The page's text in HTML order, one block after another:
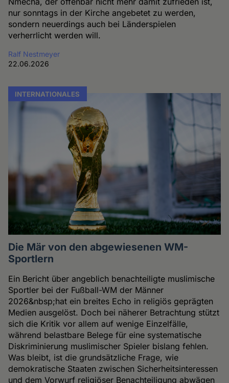
nur sonntags in der Kirche angebetet zu werden,
sondern neuerdings auch bei Länderspielen
verherrlicht werden will.
Ralf Nestmeyer
22.06.2026
INTERNATIONALES
Die Mär von den abgewiesenen WM-
Sportlern
Ein Bericht über angeblich benachteiligte muslimische
Sportler bei der Fußball-WM der Männer
2026&nbsp;hat ein breites Echo in religiös geprägten
Medien ausgelöst. Doch bei näherer Betrachtung stützt
sich die Kritik vor allem auf wenige Einzelfälle,
während belastbare Belege für eine systematische
Diskriminierung muslimischer Spieler bislang fehlen.
Was bleibt, ist die grundsätzliche Frage, wie
demokratische Staaten zwischen Sicherheitsinteressen
und dem Vorwurf religiöser Benachteiligung abwägen